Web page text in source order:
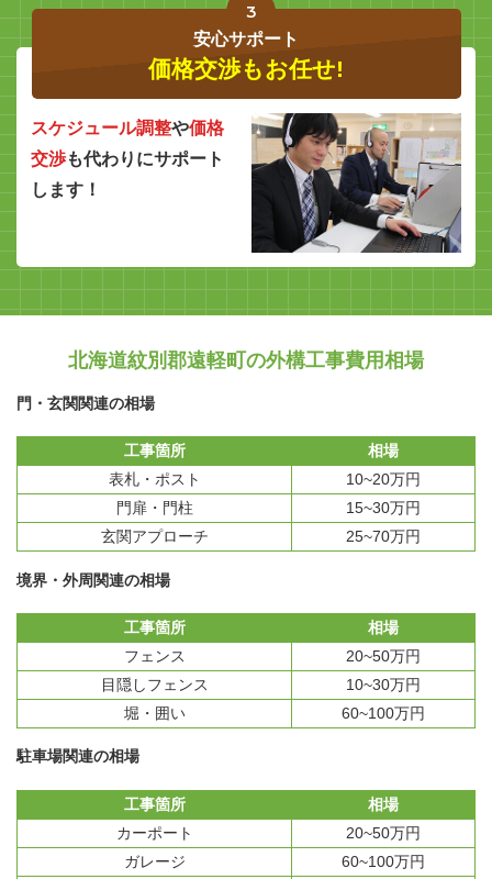
3
安心サポート
価格交渉もお任せ!
スケジュール調整や価格
交渉も代わりにサポート
します！
北海道紋別郡遠軽町の外構工事費用相場
門・玄関関連の相場
工事箇所
相場
表札・ポスト
10~20万円
門扉・門柱
15~30万円
玄関アプローチ
25~70万円
境界・外周関連の相場
工事箇所
相場
フェンス
20~50万円
目隠しフェンス
10~30万円
堀・囲い
60~100万円
駐車場関連の相場
工事箇所
相場
カーポート
20~50万円
ガレージ
60~100万円